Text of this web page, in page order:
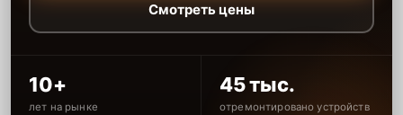
Смотреть цены
10+
лет на рынке
45 тыс.
отремонтировано устройств